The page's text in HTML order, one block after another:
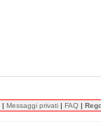
| Messaggi privati | FAQ |